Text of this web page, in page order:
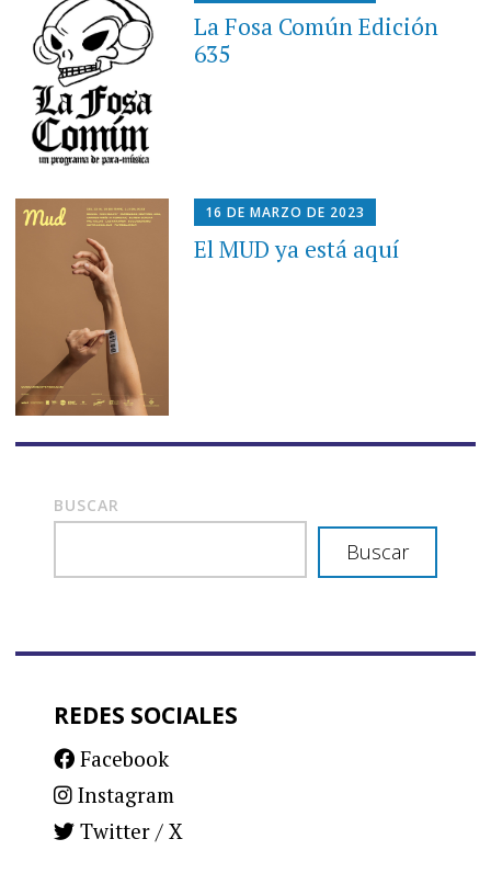
La Fosa Común Edición
635
16 DE MARZO DE 2023
El MUD ya está aquí
BUSCAR
Buscar
REDES SOCIALES
Facebook
Instagram
Twitter / X